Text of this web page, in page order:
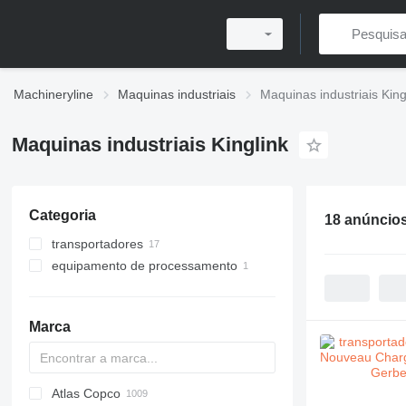
Machineryline Maquinas industriais Maquinas industriais
Maquinas industriais Kinglink
Categoria
transportadores
transportadores de correias
equipamento de processamento
Marca
PDS
APD
AB
Ensis
VZ
AG3
Atlas Copco
18